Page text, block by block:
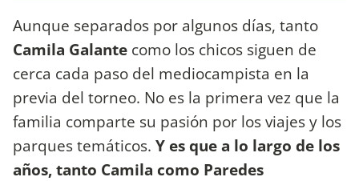
Aunque separados por algunos días, tanto
Camila Galante como los chicos siguen de
cerca cada paso del mediocampista en la
previa del torneo. No es la primera vez que la
familia comparte su pasión por los viajes y los
parques temáticos. Y es que a lo largo de los
años, tanto Camila como Paredes